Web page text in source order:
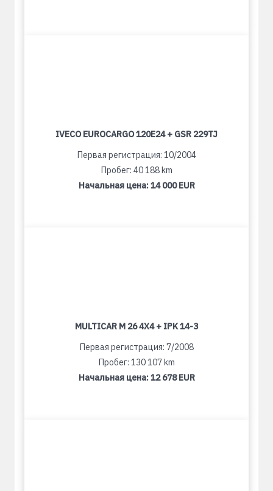
IVECO EUROCARGO 120E24 + GSR 229TJ
Первая регистрация: 10/2004
Пробег: 40 188 km
Начальная цена:14 000 EUR
MULTICAR M 26 4X4 + IPK 14-3
Первая регистрация: 7/2008
Пробег: 130 107 km
Начальная цена:12 678 EUR